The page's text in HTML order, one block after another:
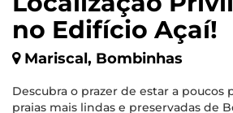
no Edifício Açaí!
Mariscal, Bombinhas
Descubra o prazer de estar a poucos
praias mais lindas e preservadas de